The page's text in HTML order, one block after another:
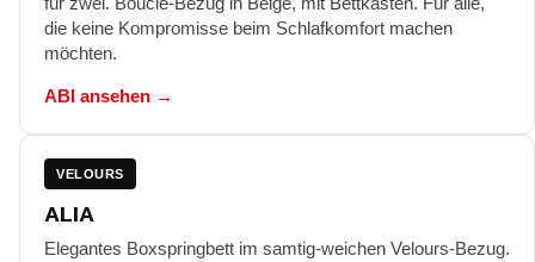
die keine Kompromisse beim Schlafkomfort machen
möchten.
ABI ansehen →
VELOURS
ALIA
Elegantes Boxspringbett im samtig-weichen Velours-Bezug.